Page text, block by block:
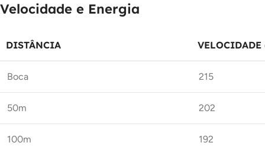
Velocidade e Energia
DISTÂNCIA
Boca 215
50m 202
100m 192